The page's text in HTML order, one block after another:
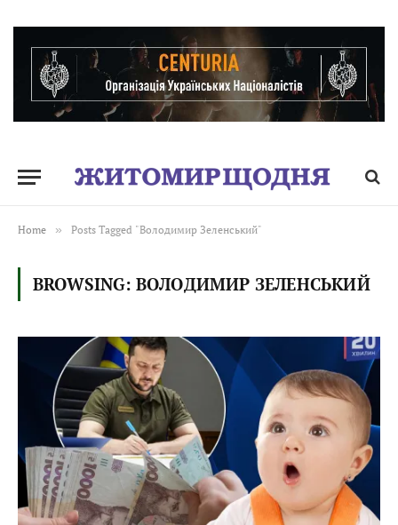
Home » Posts Tagged "Володимир Зеленський"
BROWSING: ВОЛОДИМИР ЗЕЛЕНСЬКИЙ